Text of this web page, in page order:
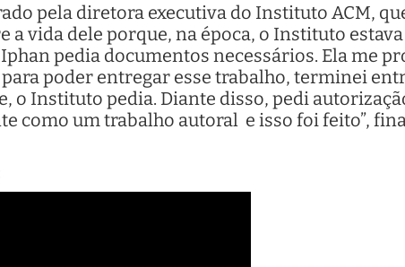
pela diretora executiva do Instituto ACM,
a vida dele porque, na época, o Instituto
pedia documentos necessários. Ela me
poder entregar esse trabalho, terminei
o Instituto pedia. Diante disso, pedi
como um trabalho autoral e isso foi feito”,